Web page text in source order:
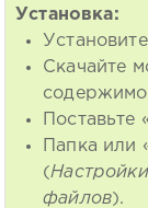
Установка:
Установите
Скачайте
Поставьте
Папка или
(
файлов).